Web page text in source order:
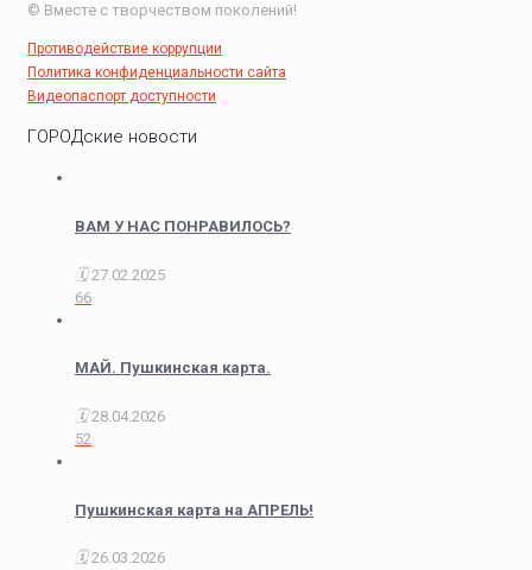
© Вместе с творчеством поколений!
Противодействие коррупции
Политика конфиденциальности сайта
Видеопаспорт доступности
ГОРОДские новости
ВАМ У НАС ПОНРАВИЛОСЬ?
27.02.2025
66
МАЙ. Пушкинская карта.
28.04.2026
52
Пушкинская карта на АПРЕЛЬ!
26.03.2026